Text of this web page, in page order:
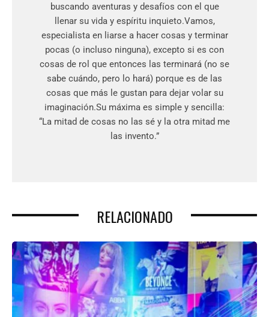
buscando aventuras y desafíos con el que
llenar su vida y espíritu inquieto.Vamos,
especialista en liarse a hacer cosas y terminar
pocas (o incluso ninguna), excepto si es con
cosas de rol que entonces las terminará (no se
sabe cuándo, pero lo hará) porque es de las
cosas que más le gustan para dejar volar su
imaginación.Su máxima es simple y sencilla:
“La mitad de cosas no las sé y la otra mitad me
las invento.”
RELACIONADO